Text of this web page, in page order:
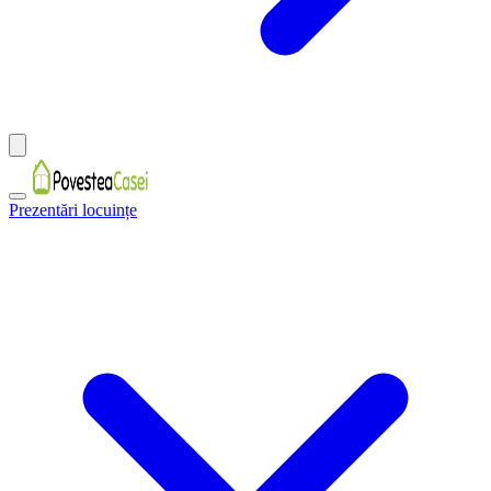
Prezentări locuințe